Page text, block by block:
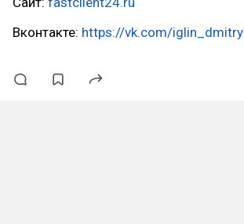
Вконтакте: https://vk.com/iglin_dmitry